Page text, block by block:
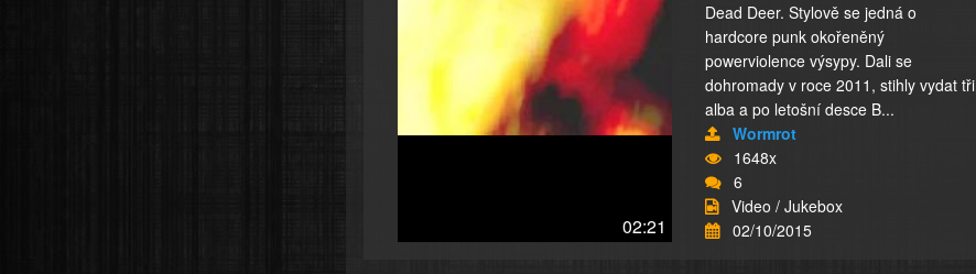
02:21
Dead Deer. Stylově se jedná o
hardcore punk okořeněný
powerviolence výsypy. Dali se
dohromady v roce 2011, stihly vydat tři
alba a po letošní desce B...
Wormrot
1648x
6
Video / Jukebox
02/10/2015